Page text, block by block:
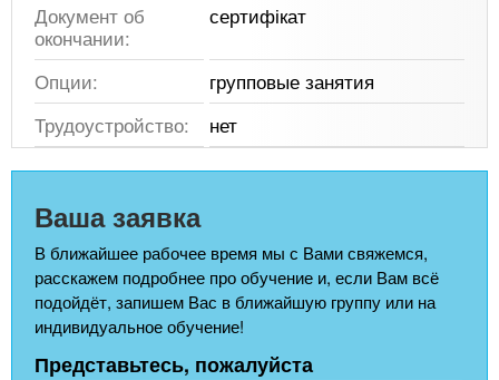
Документ об
окончании:
сертифікат
Опции:
групповые занятия
Трудоустройство:
нет
Ваша заявка
В ближайшее рабочее время мы с Вами свяжемся,
расскажем подробнее про обучение и, если Вам всё
подойдёт, запишем Вас в ближайшую группу или на
индивидуальное обучение!
Представьтесь, пожалуйста